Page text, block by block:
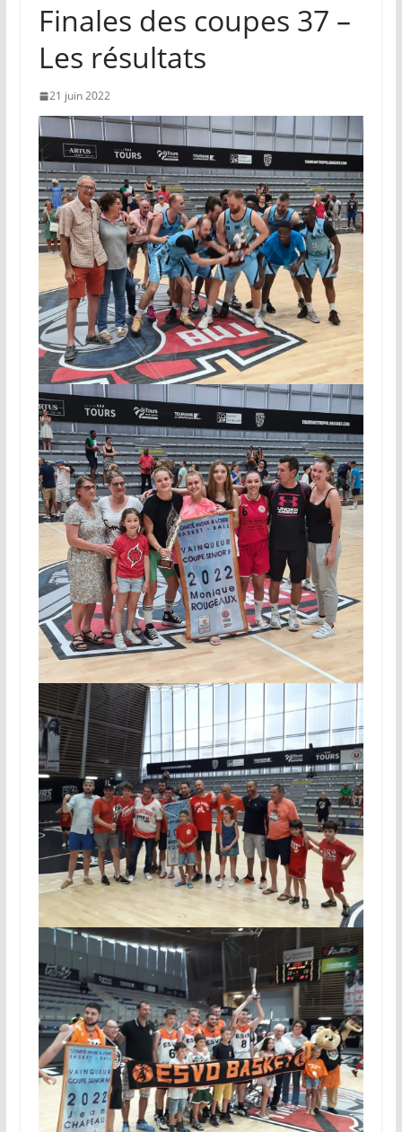
Finales des coupes 37 –
Les résultats
21 juin 2022